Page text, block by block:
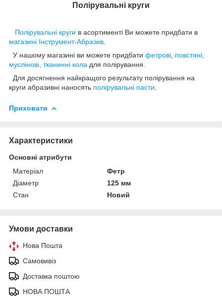
Полірувальні круги
Полірувальні круги в асортименті Ви можете придбати в
магазині Інструмент-Абразив
У нашому магазині ви можете придбати фетрові повстяні,
муслінові, тканинні кола для полірування.
Для досягнення найкращого результату полірування на
круги абразивні наносять полірувальні пасти
Приховати
Характеристики
Основні атрибути
Матеріал
Фетр
Діаметр
125 мм
Стан
Новий
Умови доставки
Нова Пошта
Самовивіз
Доставка поштою
НОВА ПОШТА